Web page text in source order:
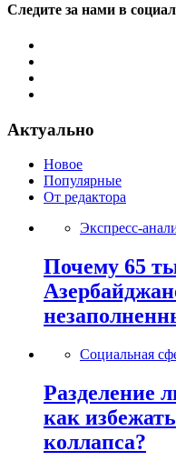
Следите за нами в
Актуально
Новое
Популярные
От редактора
Экспресс-
Почему 65
Социальная
Разделение
как
коллапса?